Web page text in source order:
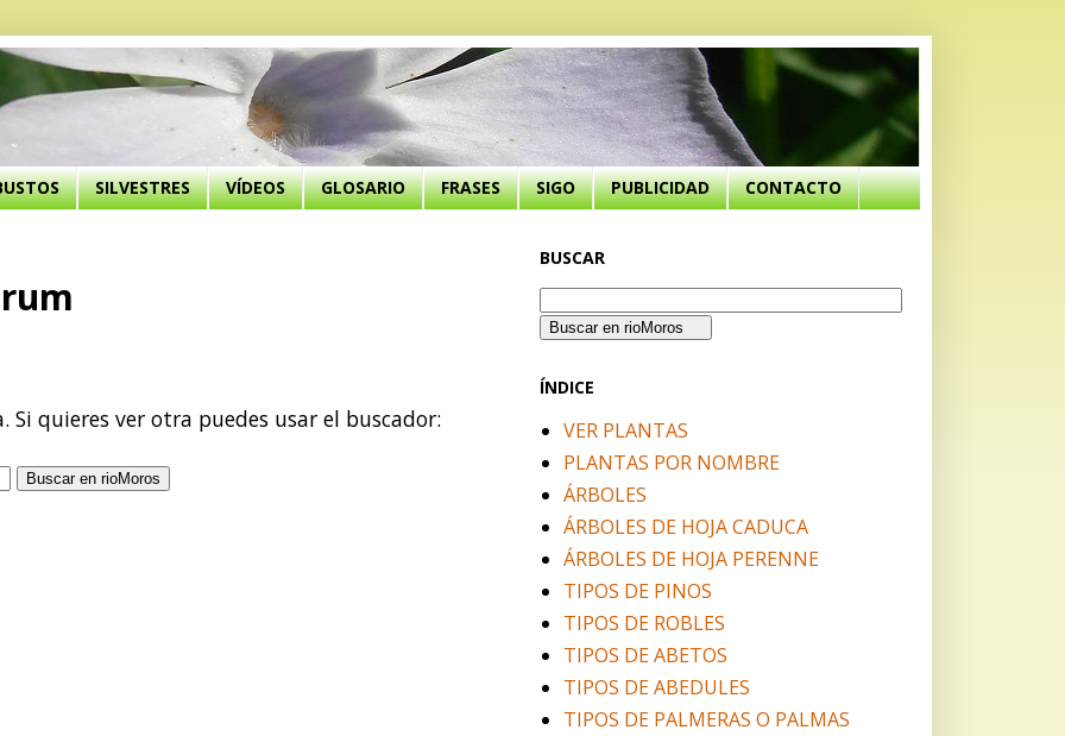
SILVESTRES VÍDEOS GLOSARIO FRASES SIGO PUBLICIDAD CONTACTO
quieres ver otra puedes usar el buscador:
BUSCAR
ÍNDICE
VER PLANTAS
PLANTAS POR NOMBRE
ÁRBOLES
ÁRBOLES DE HOJA CADUCA
ÁRBOLES DE HOJA PERENNE
TIPOS DE PINOS
TIPOS DE ROBLES
TIPOS DE ABETOS
TIPOS DE ABEDULES
TIPOS DE PALMERAS O PALMAS